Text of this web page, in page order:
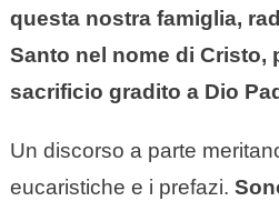
questa nostra famiglia,
Santo nel nome di Cristo,
sacrificio gradito a Dio
Un discorso a parte
eucaristiche e i prefazi.